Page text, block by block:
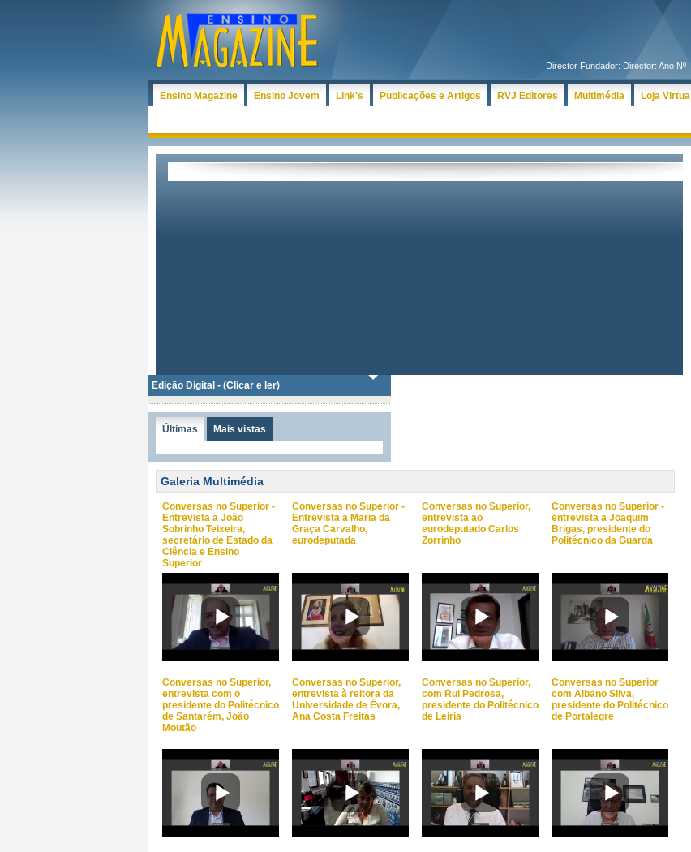
Director Fundador: Director: Ano Nº
Ensino Magazine Ensino Jovem Link's Publicações e Artigos RVJ Editores Multimédia Loja Virtual
Edição Digital - (Clicar e ler)
Últimas Mais vistas
Galeria Multimédia
Conversas no Superior -
Entrevista a João
Sobrinho Teixeira,
secretário de Estado da
Ciência e Ensino
Superior
Conversas no Superior -
Entrevista a Maria da
Graça Carvalho,
eurodeputada
Conversas no Superior,
entrevista ao
eurodeputado Carlos
Zorrinho
Conversas no Superior -
entrevista a Joaquim
Brigas, presidente do
Politécnico da Guarda
Conversas no Superior,
entrevista com o
presidente do Politécnico
de Santarém, João
Moutão
Conversas no Superior,
entrevista à reitora da
Universidade de Évora,
Ana Costa Freitas
Conversas no Superior,
com Rui Pedrosa,
presidente do Politécnico
de Leiria
Conversas no Superior
com Albano Silva,
presidente do Politécnico
de Portalegre